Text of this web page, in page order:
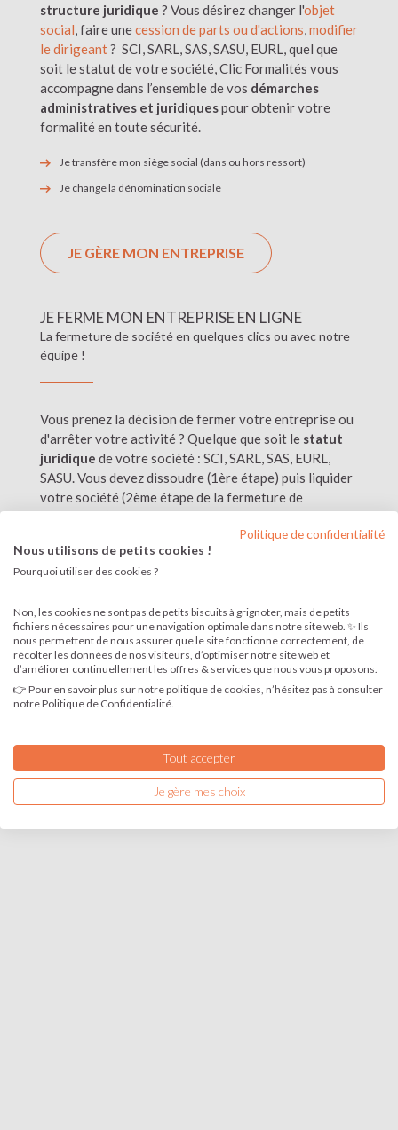
structure juridique ? Vous désirez changer l'objet
social, faire unecession de parts ou d'actions,modifier
le dirigeant? SCI, SARL, SAS, SASU, EURL, quel que
soit le statut de votre société, Clic Formalités vous
accompagne dans l’ensemble de vos démarches
administratives et juridiquespour obtenir votre
formalité en toute sécurité.
Je transfère mon siège social (dans ou hors ressort)
Je change la dénomination sociale
JE GÈRE MON ENTREPRISE
JE FERME MON ENTREPRISE EN LIGNE
La fermeture de société en quelques clics ou avec notre
équipe !
Vous prenez la décision de fermer votre entreprise ou
d'arrêter votre activité ? Quelque que soit le statut
juridique de votre société : SCI, SARL, SAS, EURL,
SASU. Vous devez dissoudre (1ère étape) puis liquider
votre société (2ème étape de la fermeture de
l'entreprise). Nos experts sont à vos côtés dans la
Vous voulez réaliser le dépôt de bilan de votre
entreprise ? Prenez rendez-vous avec un de nos
accompagnement téléphonique premium !
Je dissous ma société
Je liquide ma société
Je réalise le dépôt de bilan de ma société
JE FERME MON ENTREPRISE
Politique de confidentialité
Nous utilisons de petits cookies !
Pourquoi utiliser des cookies ?
Non, les cookies ne sont pas de petits biscuits à grignoter, mais de petits
fichiers nécessaires pour une navigation optimale dans notre site web. ✨ Ils
nous permettent de nous assurer que le site fonctionne correctement, de
récolter les données de nos visiteurs, d’optimiser notre site web et
d’améliorer continuellement les offres & services que nous vous proposons.
👉 Pour en savoir plus sur notre politique de cookies, n’hésitez pas à consulter
notre Politique de Confidentialité.
Tout accepter
Je gère mes choix